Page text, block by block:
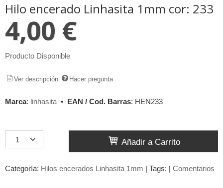
Hilo encerado Linhasita 1mm cor: 233
4,00 €
Producto Disponible
Ver descripción Hacer pregunta
Marca: linhasita • EAN / Cod. Barras: HEN233
Añadir a Carrito
Categoría: Hilos encerados Linhasita 1mm | Tags: | Comentarios